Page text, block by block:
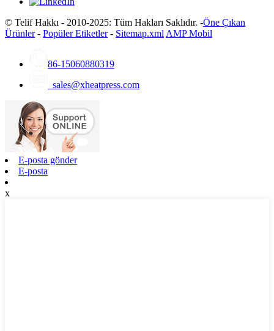
© Telif Hakkı - 2010-2025: Tüm Hakları Saklıdır. -Öne Çıkan
Ürünler- Popüler Etiketler- Sitemap.xml AMP Mobil
86-15060880319
sales@xheatpress.com
E-posta gönder
E-posta
x